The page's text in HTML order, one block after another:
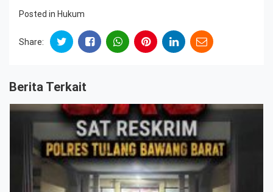
Posted in Hukum
Share:
Berita Terkait